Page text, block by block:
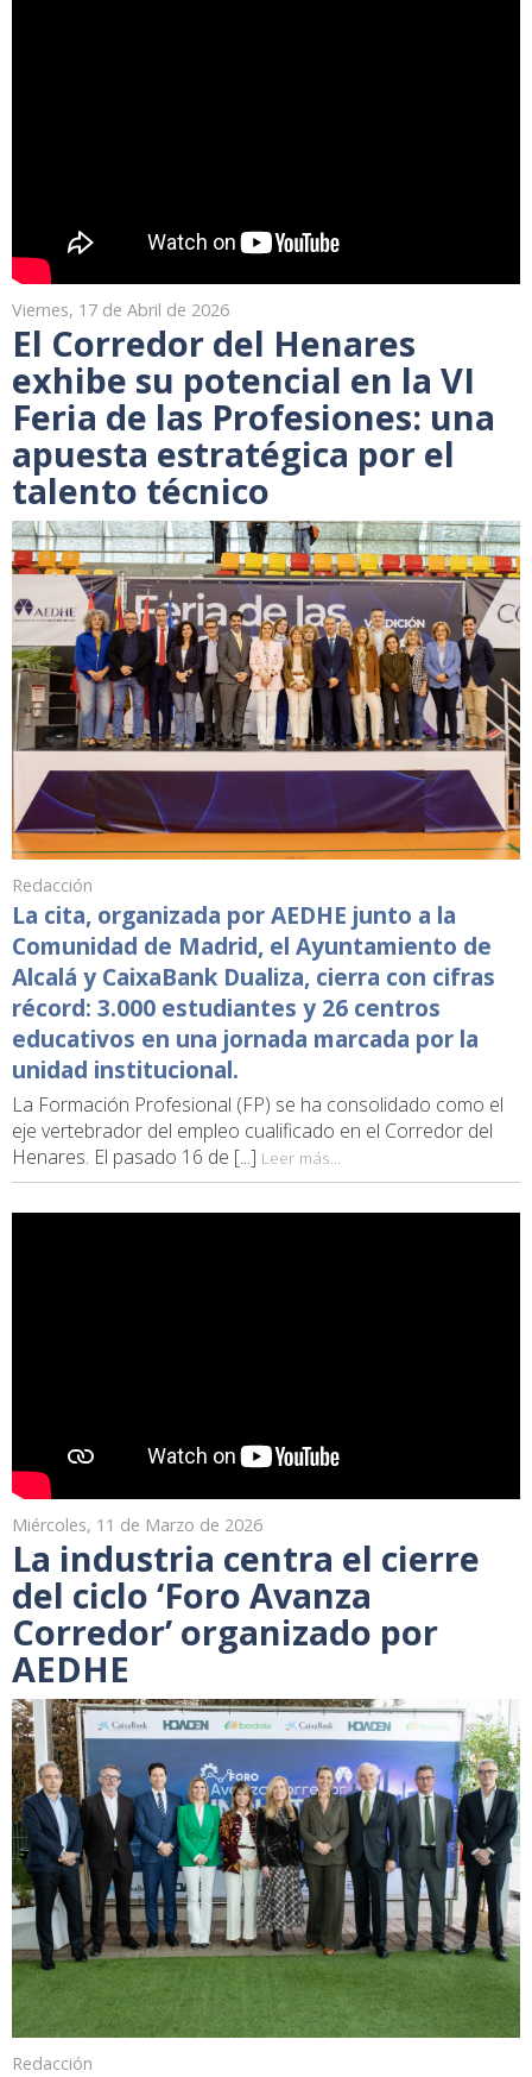
Viernes, 17 de Abril de 2026
El Corredor del Henares
exhibe su potencial en la VI
Feria de las Profesiones: una
apuesta estratégica por el
talento técnico
Redacción
La cita, organizada por AEDHE junto a la
Comunidad de Madrid, el Ayuntamiento de
Alcalá y CaixaBank Dualiza, cierra con cifras
récord: 3.000 estudiantes y 26 centros
educativos en una jornada marcada por la
unidad institucional.
La Formación Profesional (FP) se ha consolidado como el
eje vertebrador del empleo cualificado en el Corredor del
Henares. El pasado 16 de [...] Leer más...
Miércoles, 11 de Marzo de 2026
La industria centra el cierre
del ciclo ‘Foro Avanza
Corredor’ organizado por
AEDHE
Redacción